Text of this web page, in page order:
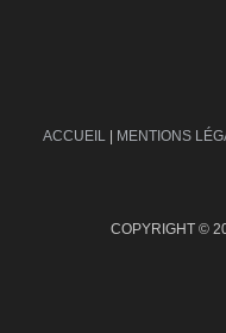
ACCUEIL | MENTIONS
COPYRIGHT ©